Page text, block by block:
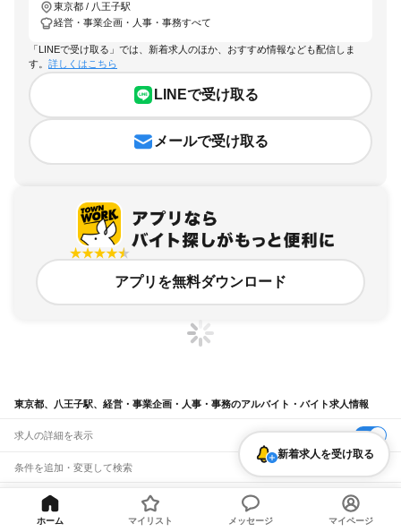
東京都 / 八王子駅
経営・事業企画・人事・事務すべて
「LINEで受け取る」では、新着求人のほか、おすすめ情報なども配信しま
す。 詳しくはこちら
LINEで受け取る
メールで受け取る
アプリを無料ダウンロード
東京都、八王子駅、経営・事業企画・人事・事務のアルバイト・バイト求人情報
求人の詳細を表示
条件を追加・変更して検索
市区町村を追加・変更
東京都
駅を追加・変更
関連キーワード
完全在宅ワーク 全国 シール貼り 在宅 現在地周辺ガチャガチャ
犬カフェ
新着求人を受け取る
ホーム マイリスト メッセージ マイページ